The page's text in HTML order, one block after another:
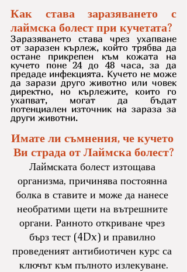
Как става заразяването с
лаймска болест при кучетата?
Заразяването става чрез ухапване
от заразен кърлеж, който трябва да
остане прикрепен към кожата на
кучето поне 24 до 48 часа, за да
предаде инфекцията. Кучето не може
да зарази друго животно или човек
директно, но кърлежите, които го
ухапват, могат да бъдат
потенциален източник на зараза за
други животни.
Имате ли съмнения, че кучето
Ви страда от Лаймска болест?
Лаймската болест изтощава
организма, причинява постоянна
болка в ставите и може да нанесе
необратими щети на вътрешните
органи. Ранното откриване чрез
бърз тест (4Dx) и правилно
проведеният антибиотичен курс са
ключът към пълното излекуване.